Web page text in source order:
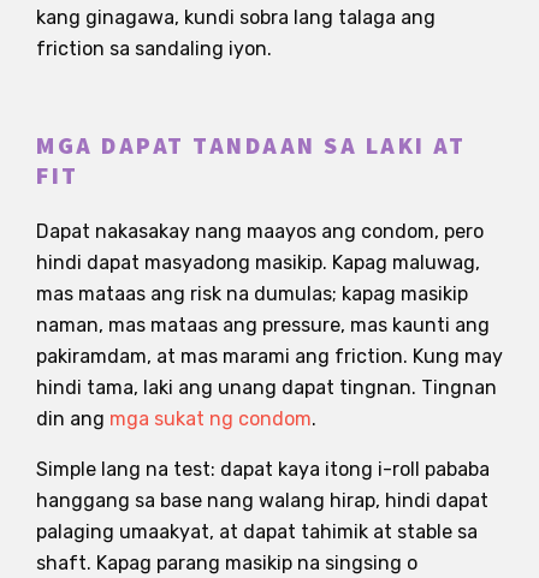
kang ginagawa, kundi sobra lang talaga ang
friction sa sandaling iyon.
MGA DAPAT TANDAAN SA LAKI AT
FIT
Dapat nakasakay nang maayos ang condom, pero
hindi dapat masyadong masikip. Kapag maluwag,
mas mataas ang risk na dumulas; kapag masikip
naman, mas mataas ang pressure, mas kaunti ang
pakiramdam, at mas marami ang friction. Kung may
hindi tama, laki ang unang dapat tingnan. Tingnan
din ang mga sukat ng condom.
Simple lang na test: dapat kaya itong i-roll pababa
hanggang sa base nang walang hirap, hindi dapat
palaging umaakyat, at dapat tahimik at stable sa
shaft. Kapag parang masikip na singsing o